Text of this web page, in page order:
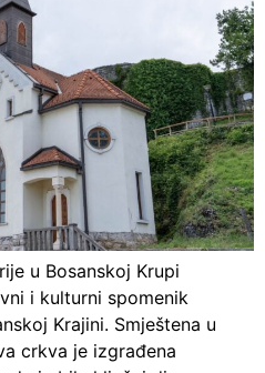
u Bosanskoj Krupi
i kulturni spomenik
Krajini. Smještena u
crkva je izgrađena